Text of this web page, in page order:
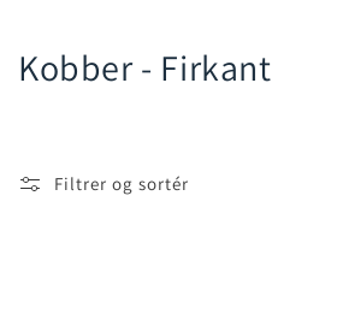
K
Kobber - Firkant
Filtrer og sortér